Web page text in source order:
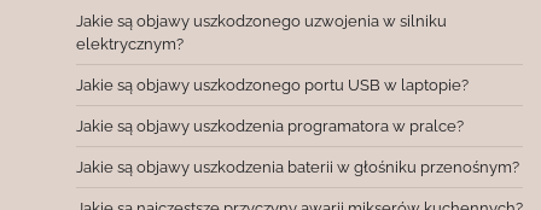
Jakie są objawy uszkodzonego uzwojenia w silniku
elektrycznym?
Jakie są objawy uszkodzonego portu USB w laptopie?
Jakie są objawy uszkodzenia programatora w pralce?
Jakie są objawy uszkodzenia baterii w głośniku przenośnym?